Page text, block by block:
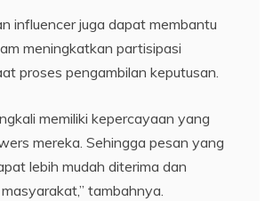
influencer juga dapat membantu
meningkatkan partisipasi
proses pengambilan keputusan.
memiliki kepercayaan yang
mereka. Sehingga pesan yang
lebih mudah diterima dan
tambahnya.